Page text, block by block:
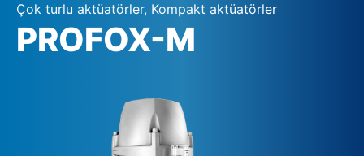
Çözümler
Avrupa
Kuzey Amerika
Çok turlu aktüatörler, Kompakt aktüatörler
PROFOX-M